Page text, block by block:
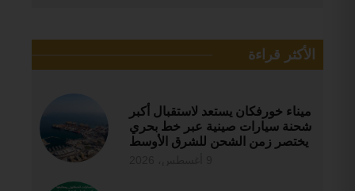
الأكثر قراءة
ميناء خورفكان يستعد لاستقبال أكبر
شحنة سيارات صينية عبر خط بحري
يختصر زمن الشحن للشرق الأوسط